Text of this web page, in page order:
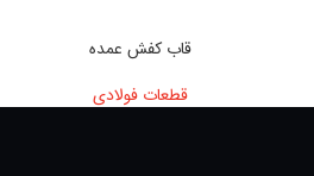
قاب کفش عمده
قطعات فولادی